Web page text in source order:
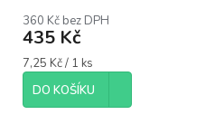
360 Kč bez DPH
435 Kč
Měrná
cena:
7,25 Kč / 1 ks
DO KOŠÍKU